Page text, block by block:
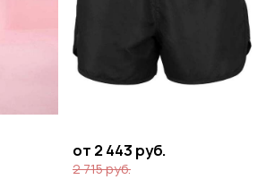
от 2 443 руб.
2 715 руб.